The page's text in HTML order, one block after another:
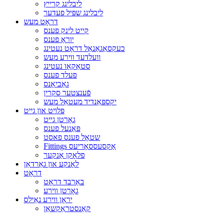
ליבלינג קרייץ
ליבלינג שפּיל פעדער
דראָט מעש
קייט לינק פענס
יוראַ פענס
כעקסאַגאַנאַל דראָט נעטינג
וועלדעד ווירע מעש
סטאַקאָו נעטינג
פעלד פענס
גאַביאָנס
פֿענצטער סקרין
יקספּאַנדיד מעטאַל מעש
פּלויט און גייט
גאָרטן גייט
פּאַנעל פענס
שטאָל פענס פאסט
Fittings אַקסעססאָריעס
פלאָקן אַנקער
לאָנקע און גאַרדאַן
דראָט
באַרבד דראָט
גאָרטן ווירע
יראָן ווירע נאַילס
קאַנסטראַקשאַן